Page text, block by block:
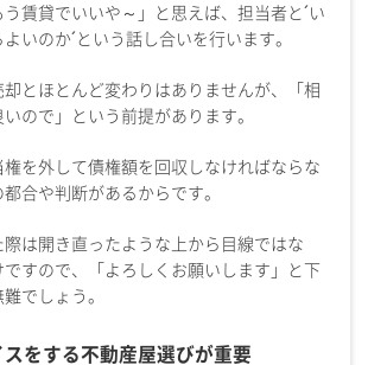
賃貸でいいや～」と思えば、担当者と´い
いのか´という話し合いを行います。
とほとんど変わりはありませんが、「相
ので」という前提があります。
を外して債権額を回収しなければならな
合や判断があるからです。
は開き直ったような上から目線ではな
ですので、「よろしくお願いします」と下
でしょう。
をする不動産屋選びが重要